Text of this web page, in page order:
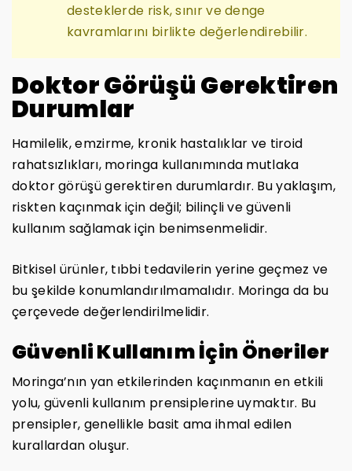
desteklerde risk, sınır ve denge
kavramlarını birlikte değerlendirebilir.
Doktor Görüşü Gerektiren
Durumlar
Hamilelik, emzirme, kronik hastalıklar ve tiroid
rahatsızlıkları, moringa kullanımında mutlaka
doktor görüşü gerektiren durumlardır. Bu yaklaşım,
riskten kaçınmak için değil; bilinçli ve güvenli
kullanım sağlamak için benimsenmelidir.
Bitkisel ürünler, tıbbi tedavilerin yerine geçmez ve
bu şekilde konumlandırılmamalıdır. Moringa da bu
çerçevede değerlendirilmelidir.
Güvenli Kullanım İçin Öneriler
Moringa’nın yan etkilerinden kaçınmanın en etkili
yolu, güvenli kullanım prensiplerine uymaktır. Bu
prensipler, genellikle basit ama ihmal edilen
kurallardan oluşur.